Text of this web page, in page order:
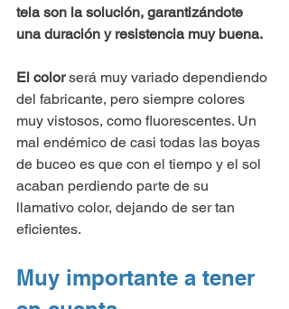
tela son la solución, garantizándote
una duración y resistencia muy buena.
El color será muy variado dependiendo
del fabricante, pero siempre colores
muy vistosos, como fluorescentes. Un
mal endémico de casi todas las boyas
de buceo es que con el tiempo y el sol
acaban perdiendo parte de su
llamativo color, dejando de ser tan
eficientes.
Muy importante a tener